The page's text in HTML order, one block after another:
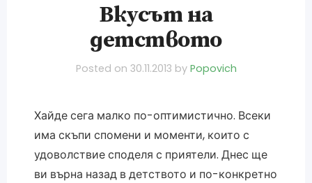
Вкусът на
детството
Posted on 30.11.2013 by Popovich
Хайде сега малко по-оптимистично. Всеки
има скъпи спомени и моменти, които с
удоволствие споделя с приятели. Днес ще
ви върна назад в детството и по-конкретно